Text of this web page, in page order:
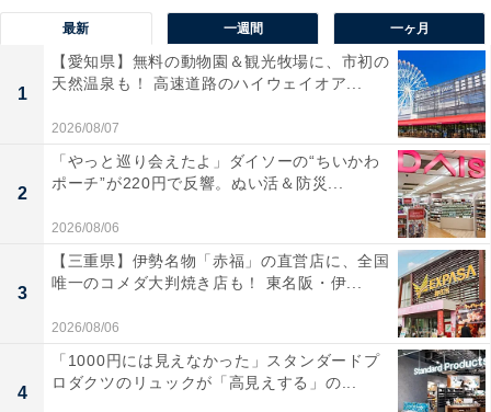
最新 一週間 一ヶ月
1
【愛知県】無料の動物園＆観光牧場に、市初の
天然温泉も！ 高速道路のハイウェイオア...
2026/08/07
2
「やっと巡り会えたよ」ダイソーの“ちいかわ
ポーチ”が220円で反響。ぬい活＆防災...
2026/08/06
3
【三重県】伊勢名物「赤福」の直営店に、全国
唯一のコメダ大判焼き店も！ 東名阪・伊...
2026/08/06
4
「1000円には見えなかった」スタンダードプ
ロダクツのリュックが「高見えする」の...